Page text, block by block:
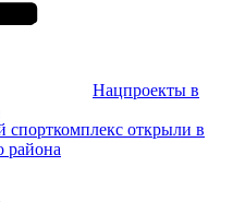
Нацпроекты в
спорткомплекс открыли в
района